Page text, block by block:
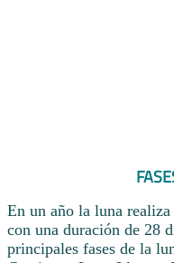
En un año la luna
con una duración de 28
principales fases de la